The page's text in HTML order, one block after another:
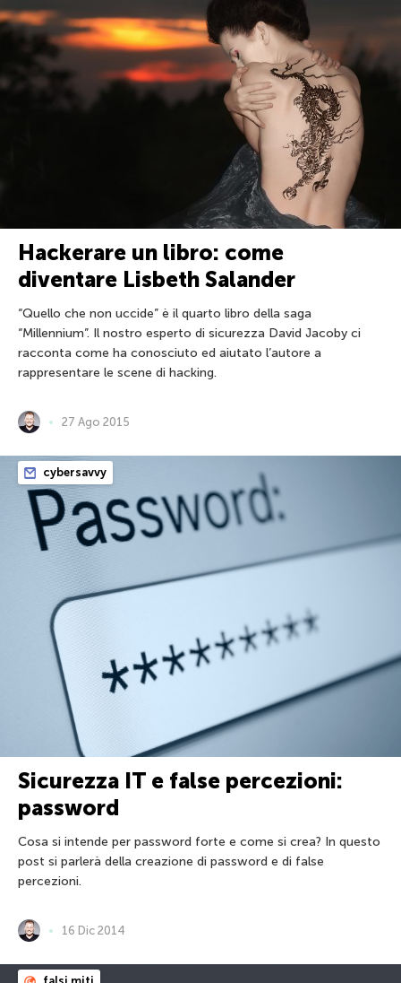
Hackerare un libro: come
diventare Lisbeth Salander
“Quello che non uccide” è il quarto libro della saga
“Millennium”. Il nostro esperto di sicurezza David Jacoby ci
racconta come ha conosciuto ed aiutato l’autore a
rappresentare le scene di hacking.
27 Ago 2015
cybersavvy
Sicurezza IT e false percezioni:
password
Cosa si intende per password forte e come si crea? In questo
post si parlerà della creazione di password e di false
percezioni.
16 Dic 2014